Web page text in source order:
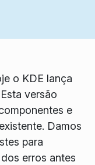
o KDE lança
versão
e
Damos
para
erros antes